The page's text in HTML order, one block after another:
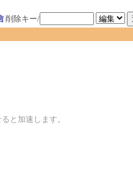
削除キー/
と加速します。